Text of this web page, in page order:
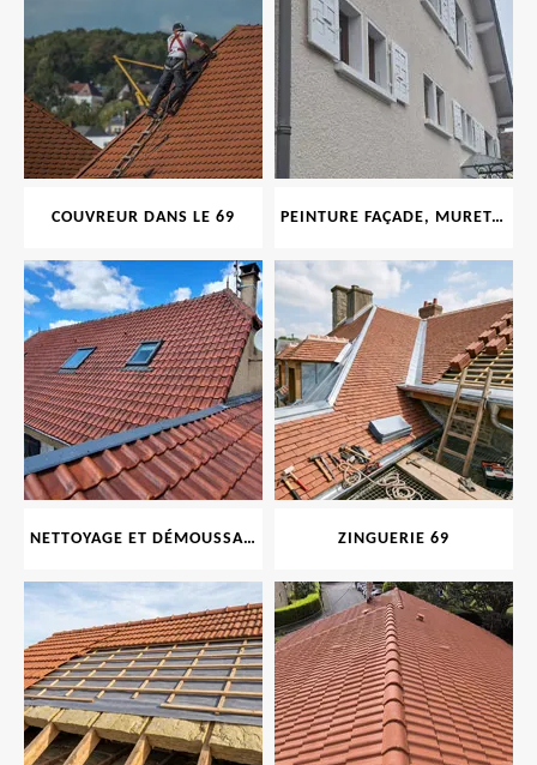
COUVREUR DANS LE 69 PEINTURE FAÇADE, MURET, TOITURE, BOISERIE, FERRONERIE, GOUTTIÈRE 69
NETTOYAGE ET DÉMOUSSAGE DE TOITURE ET FAÇADE 69 ZINGUERIE 69